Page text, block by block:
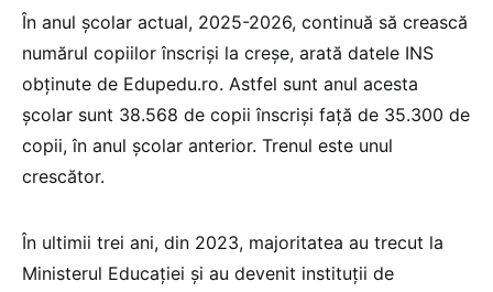
În anul școlar actual, 2025-2026, continuă să crească
numărul copiilor înscriși la creșe, arată datele INS
obținute de Edupedu.ro. Astfel sunt anul acesta
școlar sunt 38.568 de copii înscriși față de 35.300 de
copii, în anul școlar anterior. Trenul este unul
crescător.
În ultimii trei ani, din 2023, majoritatea au trecut la
Ministerul Educației și au devenit instituții de